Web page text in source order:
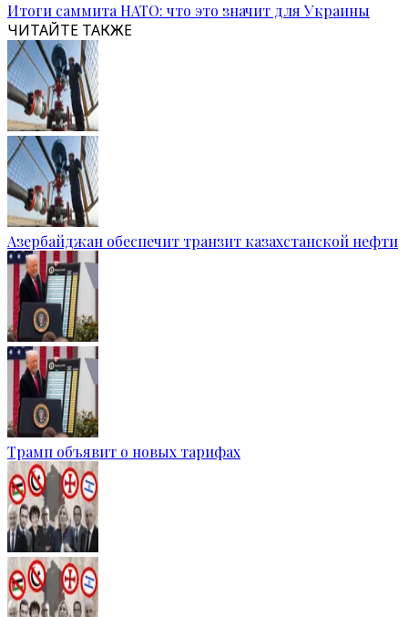
Итоги саммита НАТО: что это значит для Украины
ЧИТАЙТЕ ТАКЖЕ
Азербайджан обеспечит транзит казахстанской нефти
Трамп объявит о новых тарифах